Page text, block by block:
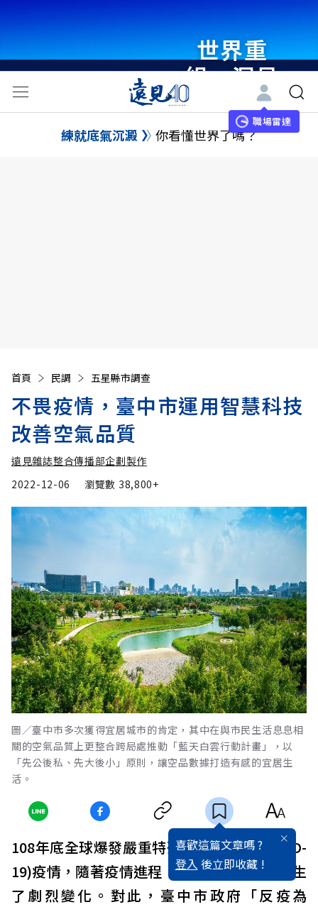
世界重
組・洞見
未來 與
世界領袖
職場雷達
練就底氣沉澱 你看懂世界了嗎？
首頁 民調 五星縣市調查
不畏疫情，臺中市運用智慧科技
改善空氣品質
遠見雜誌整合傳播部企劃製作
2022-12-06
瀏覽數 38,800+
圖／臺中市多次獲得宜居城市的肯定，其中在與市民生活息息相
關的空氣品質上更整合跨局處推動「藍天白雲行動計畫」，以
「先公後私、先大後小」原則，讓空品數據打造有感的宜居生
活。
喜歡這篇文章嗎 ?
登入 後立即收藏 !
108年底全球爆發嚴重特殊傳染性肺炎(COVID-
19)疫情，隨著疫情進程，人類生活型態也發生
了劇烈變化。對此，臺中市政府「反疫為